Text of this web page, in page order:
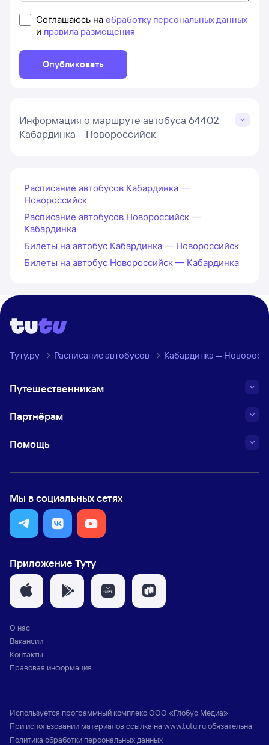
Соглашаюсь на обработку персональных данных
и правила размещения
Опубликовать
Информация о маршруте автобуса 64402
Кабардинка – Новороссийск
Расписание автобусов Кабардинка —
Новороссийск
Расписание автобусов Новороссийск —
Кабардинка
Билеты на автобус Кабардинка — Новороссийск
Билеты на автобус Новороссийск — Кабардинка
Туту.ру Расписание автобусов Кабардинка —
Путешественникам
Партнёрам
Помощь
Мы в социальных сетях
Приложение Туту
О нас
Вакансии
Контакты
Правовая информация
Используется программный комплексООО «Глобус Медиа»
При использовании материалов ссылка на www.tutu.ruобязательна
Политика обработки персональных данных